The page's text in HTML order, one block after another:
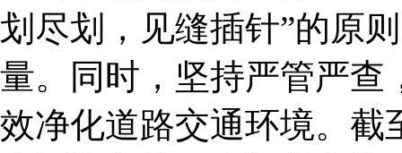
划尽划，见缝插针”的原
量。同时，坚持严管严查
效净化道路交通环境。截